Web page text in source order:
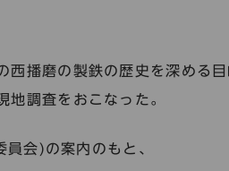
西播磨の製鉄の歴史を深める
地調査をおこなった。
会)の案内のもと、